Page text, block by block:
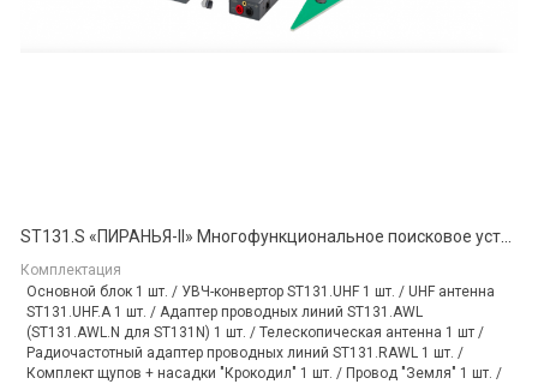
Комплектация
Основной блок 1 шт. / УВЧ-конвертор ST131.UHF 1 шт. / UHF антенна
ST131.UHF.A 1 шт. / Адаптер проводных линий ST131.AWL
(ST131.AWL.N для ST131N) 1 шт. / Телескопическая антенна 1 шт /
Радиочастотный адаптер проводных линий ST131.RAWL 1 шт. /
Комплект щупов + насадки "Крокодил" 1 шт. / Провод "Земля" 1 шт. /